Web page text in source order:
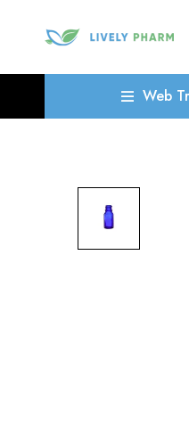
Web